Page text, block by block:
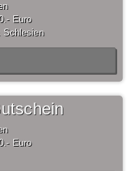
Euro
Euro